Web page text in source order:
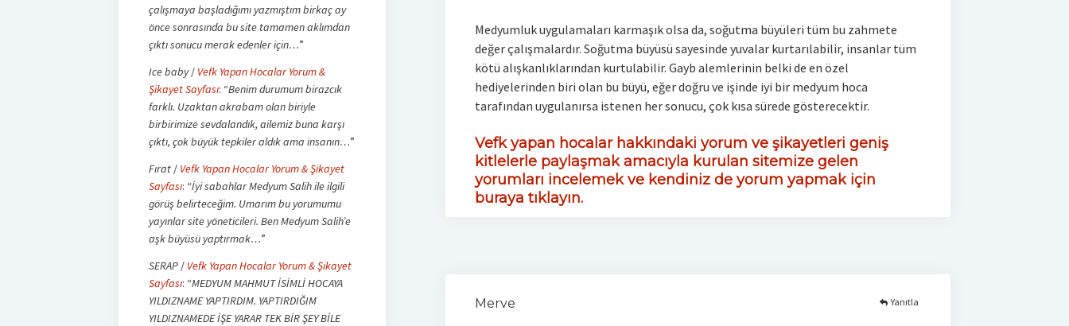
Medyumluk uygulamaları karmaşık olsa da, soğutma büyüleri tüm bu zahmete
değer çalışmalardır. Soğutma büyüsü sayesinde yuvalar kurtarılabilir, insanlar tüm
kötü alışkanlıklarından kurtulabilir. Gayb alemlerinin belki de en özel
hediyelerinden biri olan bu büyü, eğer doğru ve işinde iyi bir medyum hoca
tarafından uygulanırsa istenen her sonucu, çok kısa sürede gösterecektir.
Vefk yapan hocalar hakkındaki yorum ve şikayetleri geniş
kitlelerle paylaşmak amacıyla kurulan sitemize gelen
yorumları incelemek ve kendiniz de yorum yapmak için
buraya tıklayın.
Merve Yanıtla
çalışmaya başladığımı yazmıştım birkaç ay
önce sonrasında bu site tamamen aklımdan
çıktı sonucu merak edenler için…”
Ice baby/ Vefk Yapan Hocalar Yorum &
Şikayet Sayfası: “Benim durumum birazcık
farklı. Uzaktan akrabam olan biriyle
birbirimize sevdalandık, ailemiz buna karşı
çıktı, çok büyük tepkiler aldık ama insanın…”
Fırat/ Vefk Yapan Hocalar Yorum & Şikayet
Sayfası: “İyi sabahlar Medyum Salih ile ilgili
görüş belirteceğim. Umarım bu yorumumu
yayınlar site yöneticileri. Ben Medyum Salih’e
aşk büyüsü yaptırmak…”
SERAP/ Vefk Yapan Hocalar Yorum & Şikayet
Sayfası: “MEDYUM MAHMUT İSİMLİ HOCAYA
YILDIZNAME YAPTIRDIM. YAPTIRDIĞIM
YILDIZNAMEDE İŞE YARAR TEK BİR ŞEY BİLE